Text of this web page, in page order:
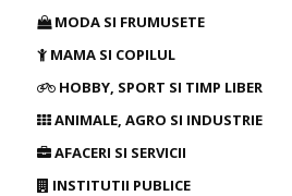
MODA SI FRUMUSETE
MAMA SI COPILUL
HOBBY, SPORT SI TIMP LIBER
ANIMALE, AGRO SI INDUSTRIE
AFACERI SI SERVICII
INSTITUTII PUBLICE